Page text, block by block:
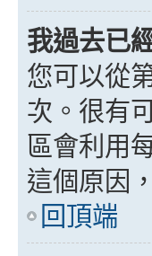
我過去已
您可以從
次。很有
區會利用
這個原因
回頂端